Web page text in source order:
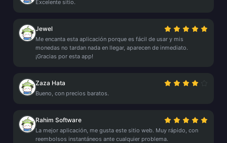
Excelente sitio.
Jewel
Me encanta esta aplicación porque es fácil de usar y mis
monedas no tardan nada en llegar, aparecen de inmediato.
¡Gracias por esta app!
Zaza Hata
Bueno, con precios baratos.
Rahim Software
La mejor aplicación, me gusta este sitio web. Muy rápido, con
reembolsos instantáneos ante cualquier problema.